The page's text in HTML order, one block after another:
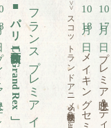
10
17
日
プレミア上映＆ティーチイン
10
18
日
メイキングセミナー（学生対象）
>>
スコットランドアニメ映画祭「
フランスプレミア イベント内容
■
パリ 映画館「
Le Grand Rex
チイン